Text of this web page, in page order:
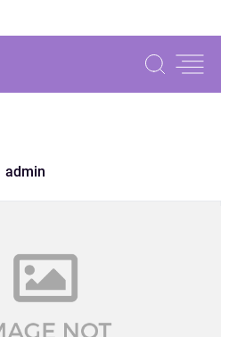
admin